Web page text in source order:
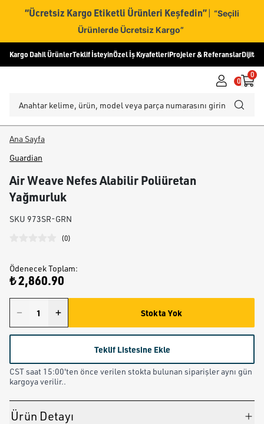
“Ücretsiz Kargo Etiketli Ürünleri Keşfedin” | “Seçili
Ürünlerde Ücretsiz Kargo”
Kargo Dahil ÜrünlerTeklif İsteyinÖzel İş KıyafetleriProjeler & ReferanslarDijital
0
0
Ana Sayfa
Guardian
Air Weave Nefes Alabilir Poliüretan
Yağmurluk
SKU 973SR-GRN
(0)
Ödenecek Toplam:
₺ 2,860.90
Stokta Yok
Teklif Listesine Ekle
CST saat 15:00'ten önce verilen stokta bulunan siparişler aynı gün
kargoya verilir..
Ürün Detayı